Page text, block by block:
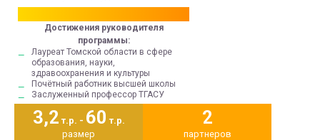
Достижения руководителя
программы:
Лауреат Томской области в сфере
образования, науки,
здравоохранения и культуры
Почётный работник высшей школы
Заслуженный профессор ТГАСУ
3,2 т.р. - 60 т.р.
размер
2
партнеров